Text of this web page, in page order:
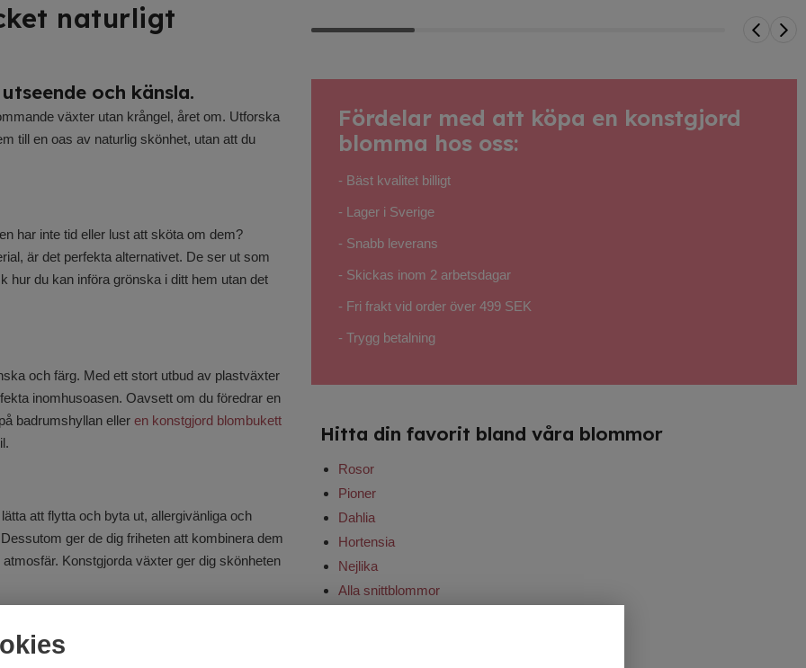
naturligt
och känsla.
växter utan krångel, året om. Utforska
till en oas av naturlig skönhet, utan att du
har inte tid eller lust att sköta om dem?
är det perfekta alternativet. De ser ut som
hur du kan införa grönska i ditt hem utan det
och färg. Med ett stort utbud av plastväxter
inomhusoasen. Oavsett om du föredrar en
badrumshyllan eller en konstgjord blombukett
att flytta och byta ut, allergivänliga och
ger de dig friheten att kombinera dem
Konstgjorda växter ger dig skönheten
låga priser. Inspirerade av naturen och de
Fördelar med att köpa en konstgjord
blomma hos oss:
- Bäst kvalitet billigt
- Lager i Sverige
- Snabb leverans
- Skickas inom 2 arbetsdagar
- Fri frakt vid order över 499 SEK
- Trygg betalning
Hitta din favorit bland våra blommor
Rosor
Pioner
Dahlia
Hortensia
Nejlika
Alla snittblommor